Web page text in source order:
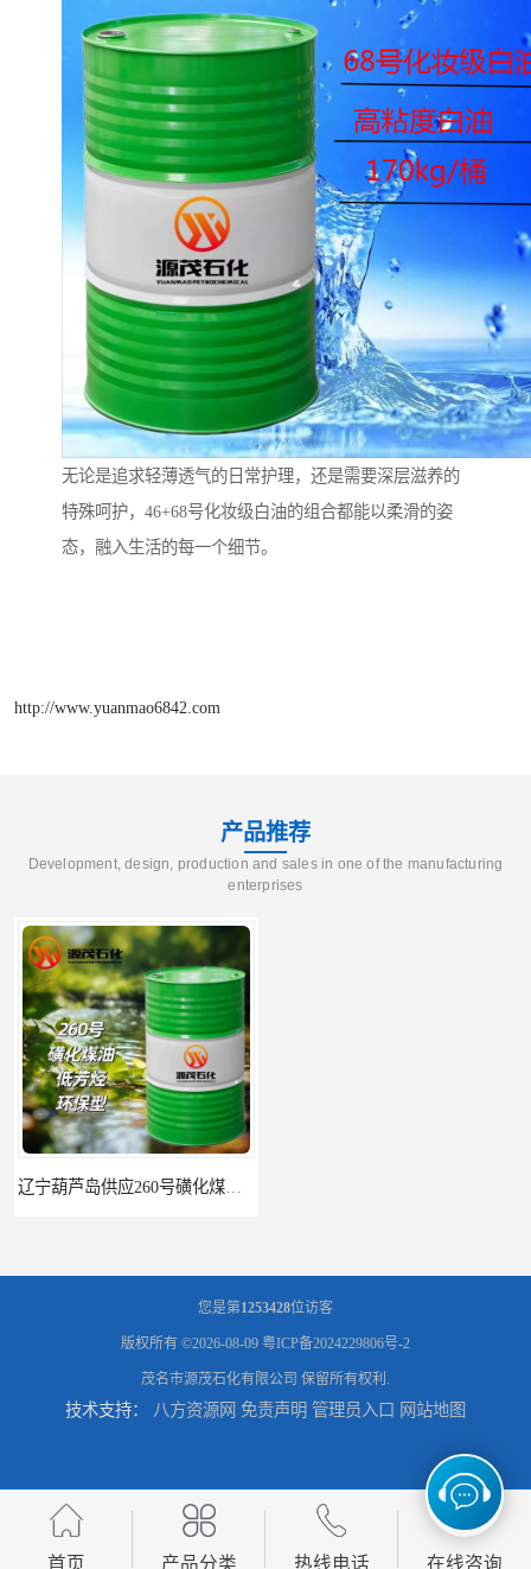
无论是追求轻薄透气的日常护理，还是需要深层滋养的
特殊呵护，46+68号化妆级白油的组合都能以柔滑的姿
态，融入生活的每一个细节。
http://www.yuanmao6842.com
产品推荐
Development, design, production and sales in one of the manufacturing
enterprises
您是第1253428位访客
版权所有 ©2026-08-09 粤ICP备2024229806号-2
茂名市源茂石化有限公司 保留所有权利.
技术支持： 八方资源网 免责声明 管理员入口 网站地图
首页 产品分类 热线电话 在线咨询